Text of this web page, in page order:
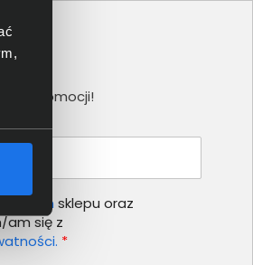
promocji!
sklepu oraz
am się z
*